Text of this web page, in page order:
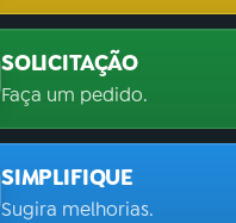
SOLICITAÇÃO
Faça um pedido.
SIMPLIFIQUE
Sugira melhorias.